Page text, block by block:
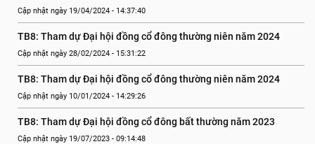
Cập nhật ngày 19/04/2024 - 14:37:40
TB8: Tham dự Đại hội đồng cổ đông thường niên năm 2024
Cập nhật ngày 28/02/2024 - 15:31:22
TB8: Tham dự Đại hội đồng cổ đông thường niên năm 2024
Cập nhật ngày 10/01/2024 - 14:29:26
TB8: Tham dự Đại hội đồng cổ đông bất thường năm 2023
Cập nhật ngày 19/07/2023 - 09:14:48